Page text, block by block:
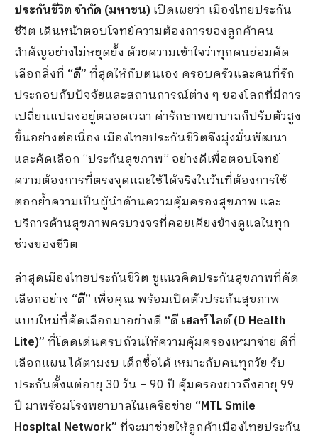
ประกันชีวิต จำกัด (มหาชน)เปิดเผยว่า เมืองไทยประกัน
ชีวิต เดินหน้าตอบโจทย์ความต้องการของลูกค้าคน
สำคัญอย่างไม่หยุดยั้ง ด้วยความเข้าใจว่าทุกคนย่อมคัด
เลือกสิ่งที่ “ดี”ที่สุดให้กับตนเอง ครอบครัวและคนที่รัก
ประกอบกับปัจจัยและสถานการณ์ต่าง ๆ ของโลกที่มีการ
เปลี่ยนแปลงอยู่ตลอดเวลา ค่ารักษาพยาบาลก็ปรับตัวสูง
ขึ้นอย่างต่อเนื่อง เมืองไทยประกันชีวิตจึงมุ่งมั่นพัฒนา
และคัดเลือก “ประกันสุขภาพ” อย่างดีเพื่อตอบโจทย์
ความต้องการที่ตรงจุดและใช้ได้จริงในวันที่ต้องการใช้
ตอกย้ำความเป็นผู้นำด้านความคุ้มครองสุขภาพ และ
บริการด้านสุขภาพครบวงจรที่คอยเคียงข้างดูแลในทุก
ช่วงของชีวิต
ล่าสุดเมืองไทยประกันชีวิต ชูแนวคิดประกันสุขภาพที่คัด
เลือกอย่าง “ดี” เพื่อคุณ พร้อมเปิดตัวประกันสุขภาพ
แบบใหม่ที่คัดเลือกมาอย่างดี “ดี เฮลท์ ไลต์ (D Health
Lite)”ที่โดดเด่นครบถ้วนให้ความคุ้มครองเหมาจ่าย ดีที่
เลือกแผน ได้ตามงบ เด็กซื้อได้ เหมาะกับคนทุกวัย รับ
ประกันตั้งแต่อายุ 30 วัน – 90 ปี คุ้มครองยาวถึงอายุ 99
ปี มาพร้อมโรงพยาบาลในเครือข่าย “MTL Smile
Hospital Network”ที่จะมาช่วยให้ลูกค้าเมืองไทยประกัน